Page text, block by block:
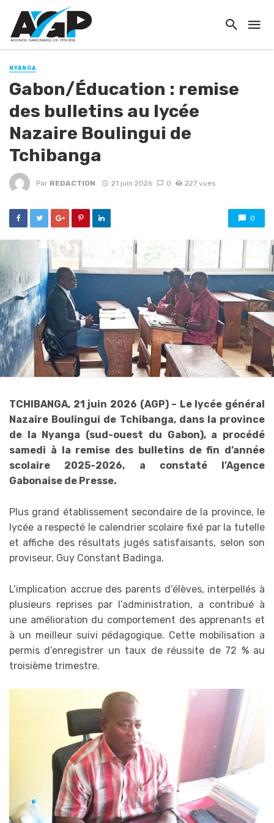
NYANGA
Gabon/Éducation : remise
des bulletins au lycée
Nazaire Boulingui de
Tchibanga
Par REDACTION 21 juin 2026 0 227 vues
0
TCHIBANGA, 21 juin 2026 (AGP) – Le lycée général
Nazaire Boulingui de Tchibanga, dans la province
de la Nyanga (sud-ouest du Gabon), a procédé
samedi à la remise des bulletins de fin d’année
scolaire 2025-2026, a constaté l’Agence
Gabonaise de Presse.
Plus grand établissement secondaire de la province, le
lycée a respecté le calendrier scolaire fixé par la tutelle
et affiche des résultats jugés satisfaisants, selon son
proviseur, Guy Constant Badinga.
L’implication accrue des parents d’élèves, interpellés à
plusieurs reprises par l’administration, a contribué à
une amélioration du comportement des apprenants et
à un meilleur suivi pédagogique. Cette mobilisation a
permis d’enregistrer un taux de réussite de 72 % au
troisième trimestre.